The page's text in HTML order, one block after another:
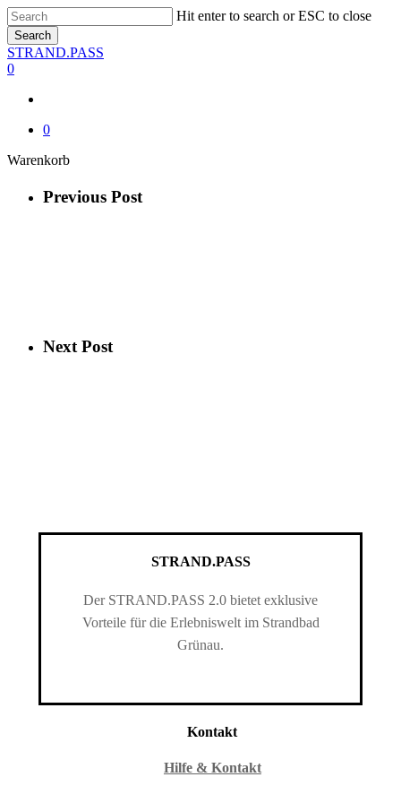
Skip
to
main
content
Hit enter to search or ESC to close
Search
Close
Search
STRAND.PASS
0
0
WarenkorbClose
Previous Post
Next Post
STRAND.PASS
Der STRAND.PASS 2.0 bietet exklusive
Vorteile für die Erlebniswelt im Strandbad
Grünau.
Kontakt
Hilfe & Kontakt